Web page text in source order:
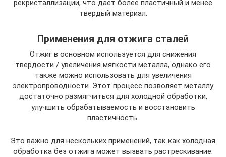
рекристаллизации, что дает более пластичный и менее
твердый материал.
Применения для отжига сталей
Отжиг в основном используется для снижения
твердости / увеличения мягкости металла, однако его
также можно использовать для увеличения
электропроводности. Этот процесс позволяет металлу
достаточно размягчиться для холодной обработки,
улучшить обрабатываемость и восстановить
пластичность.
Это важно для нескольких применений, так как холодная
обработка без отжига может вызвать растрескивание.